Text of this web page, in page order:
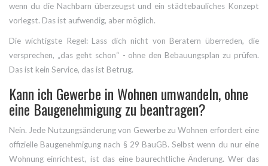
wenn du die Nachbarn überzeugst und ein städtebauliches Konzept
vorlegst. Das ist aufwendig, aber möglich.
Die wichtigste Regel: Lass dich nicht von Beratern überreden, die
versprechen, „das geht schon“ - ohne den Bebauungsplan zu prüfen.
Das ist kein Service, das ist Betrug.
Kann ich Gewerbe in Wohnen umwandeln, ohne
eine Baugenehmigung zu beantragen?
Nein. Jede Nutzungsänderung von Gewerbe zu Wohnen erfordert eine
offizielle Baugenehmigung nach § 29 BauGB. Selbst wenn du nur eine
Wohnung einrichtest, ist das eine baurechtliche Änderung. Wer das